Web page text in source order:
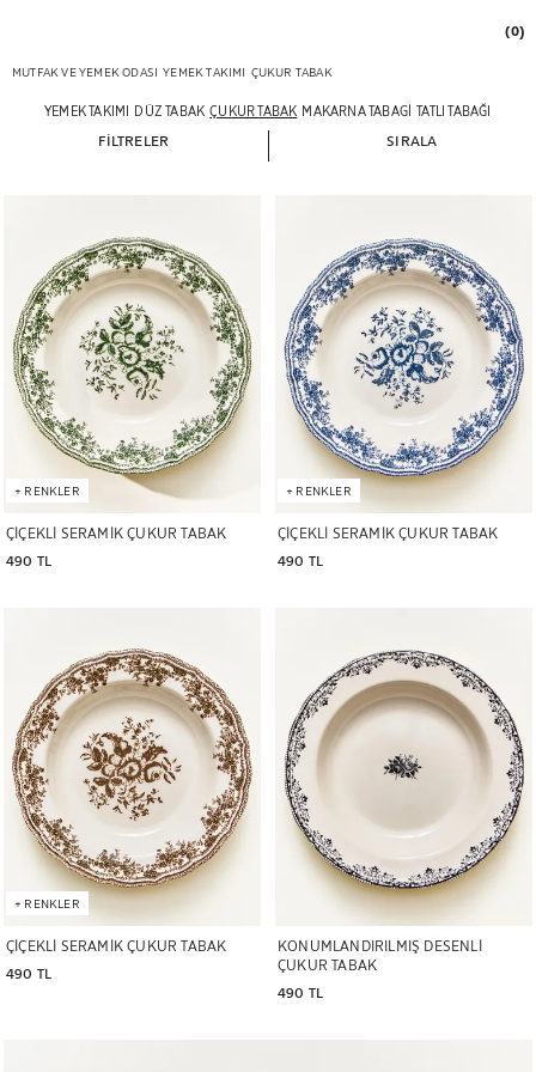
(0)
MUTFAK VE YEMEK ODASI YEMEK TAKIMI ÇUKUR TABAK
YEMEK TAKIMI DÜZ TABAK ÇUKUR TABAK MAKARNA TABAGI TATLI TABAĞI VE
FILTRELER SIRALA
ÇİÇEKLİ SERAMİK ÇUKUR TABAK
490 TL
+ RENKLER
ÇİÇEKLİ SERAMİK ÇUKUR TABAK
490 TL
+ RENKLER
ÇİÇEKLİ SERAMİK ÇUKUR TABAK
490 TL
+ RENKLER
KONUMLANDIRILMIŞ DESENLİ
ÇUKUR TABAK
490 TL